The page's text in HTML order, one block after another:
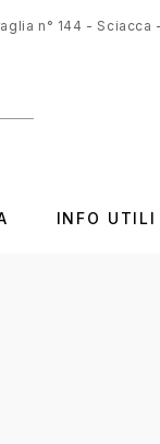
n° 144 - Sciacca
INFO UTILI